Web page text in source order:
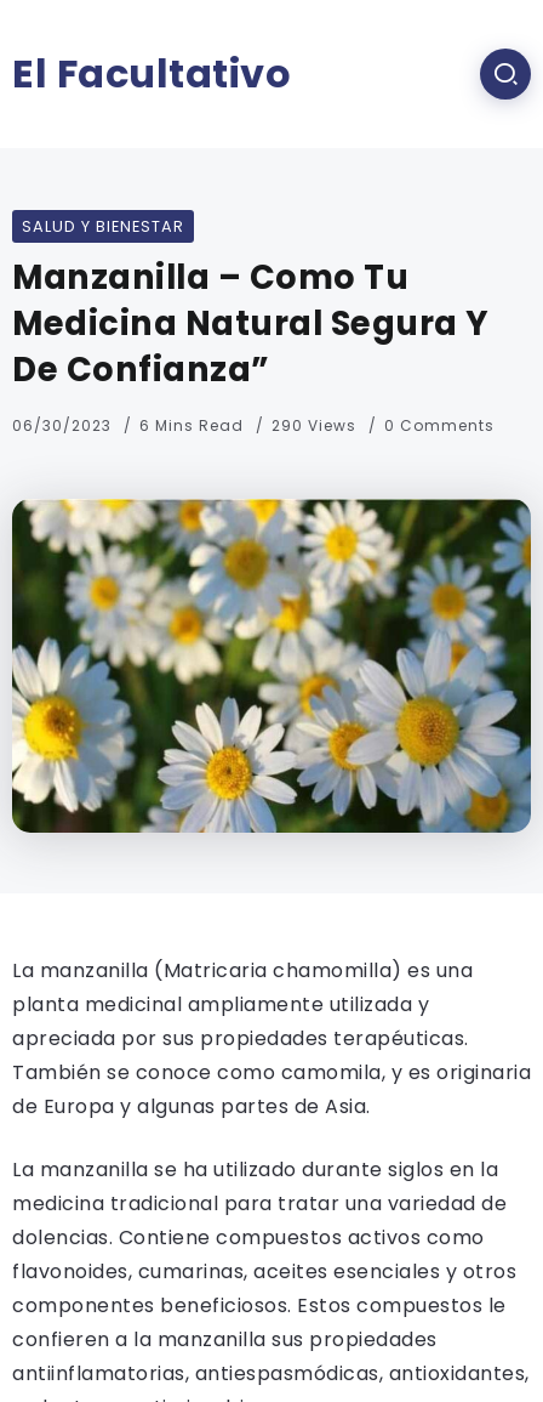
El Facultativo
SALUD Y BIENESTAR
Manzanilla – Como Tu
Medicina Natural Segura Y
De Confianza”
06/30/2023 6 Mins Read 290 Views 0 Comments
La manzanilla (Matricaria chamomilla) es una
planta medicinal ampliamente utilizada y
apreciada por sus propiedades terapéuticas.
También se conoce como camomila, y es originaria
de Europa y algunas partes de Asia.
La manzanilla se ha utilizado durante siglos en la
medicina tradicional para tratar una variedad de
dolencias. Contiene compuestos activos como
flavonoides, cumarinas, aceites esenciales y otros
componentes beneficiosos. Estos compuestos le
confieren a la manzanilla sus propiedades
antiinflamatorias, antiespasmódicas, antioxidantes,